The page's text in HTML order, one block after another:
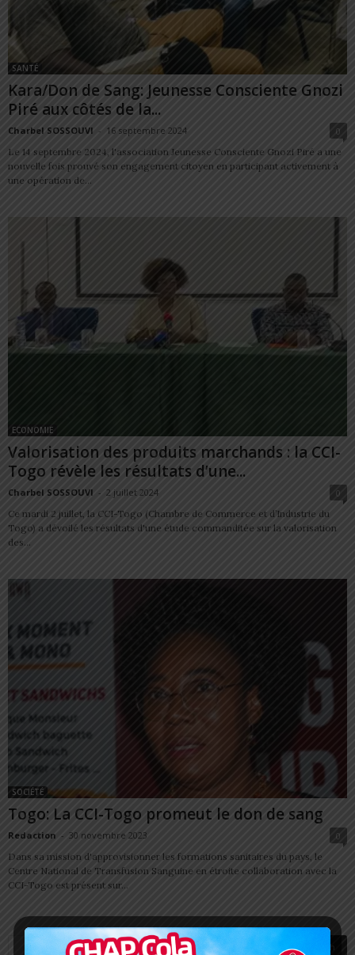
SANTÉ
Kara/Don de Sang: Jeunesse Consciente Gnozi
Piré aux côtés de la...
Charbel SOSSOUVI - 16 septembre 2024
0
Le 14 septembre 2024, l'association Jeunesse Consciente Gnozi Piré a une
nouvelle fois prouvé son engagement citoyen en participant activement à
une opération de...
ECONOMIE
Valorisation des produits marchands : la CCI-
Togo révèle les résultats d’une...
Charbel SOSSOUVI - 2 juillet 2024
0
Ce mardi 2 juillet, la CCI-Togo (Chambre de Commerce et d’Industrie du
Togo) a dévoilé les résultats d'une étude commanditée sur la valorisation
des...
SOCIÉTÉ
Togo: La CCI-Togo promeut le don de sang
Redaction - 30 novembre 2023
0
Dans sa mission d'approvisionner les formations sanitaires du pays, le
Centre National de Transfusion Sanguine en étroite collaboration avec la
CCI-Togo est présent sur...